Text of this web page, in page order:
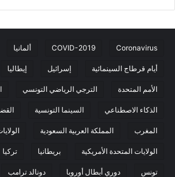
Coronavirus
COVID-2019 ألمانيا
أيام قرطاج السينمائية إسرائيل إيطاليا
الأمم المتحدة الترجي الرياضي التونسي
الذكاء الاصطناعي السينما التونسية
المغرب المملكة العربية السعودية
الولايات المتحدة الأمريكية بريطانيا تركيا
تونس دوري أبطال أوروبا دونالد ترامب